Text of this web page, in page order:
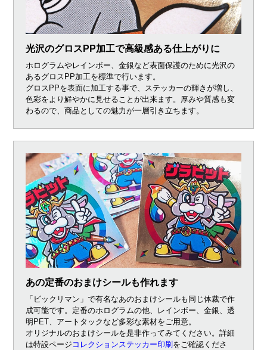
光沢のグロスPP加工で高級感ある仕上がりに
ホログラムやレインボー、金銀など表面保護のために光沢の
あるグロスPP加工を標準で行います。
グロスPPを表面に加工する事で、ステッカーの輝きが増し、
色彩をより鮮やかに見せることが出来ます。厚みや質感も変
わるので、商品としての魅力が一層引き立ちます。
あの定番のおまけシールも作れます
「ビックリマン」で有名なあのおまけシールも同じ体裁で作
成可能です。定番のホログラムの他、レインボー、金銀、透
明PET、アートタックなど多彩な素材をご用意。
オリジナルのおまけシールを是非作ってみてください。詳細
は特設ページ コレクションステッカー印刷 をご確認くださ